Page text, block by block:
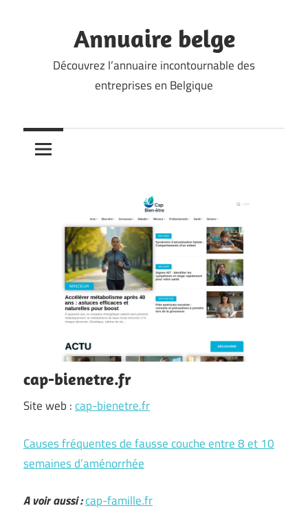
Annuaire belge
Découvrez l’annuaire incontournable des
entreprises en Belgique
cap-bienetre.fr
Site web :cap-bienetre.fr
Causes fréquentes de fausse couche entre 8 et 10
semaines d’aménorrhée
A voir aussi :cap-famille.fr